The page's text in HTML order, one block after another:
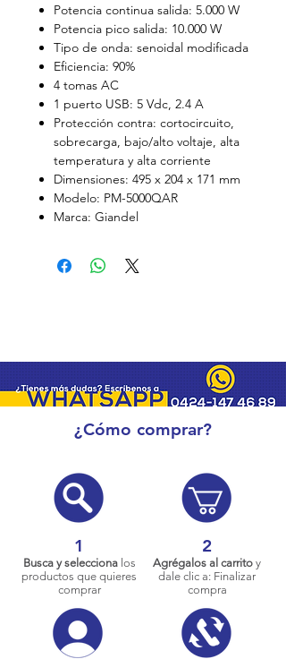
Potencia continua salida: 5.000 W
Potencia pico salida: 10.000 W
Tipo de onda: senoidal modificada
Eficiencia: 90%
4 tomas AC
1 puerto USB: 5 Vdc, 2.4 A
Protección contra: cortocircuito,
sobrecarga, bajo/alto voltaje, alta
temperatura y alta corriente
Dimensiones: 495 x 204 x 171 mm
Modelo: PM-5000QAR
Marca: Giandel
¿Cómo comprar?
1
Busca y seleccionalos
productos que quieres
comprar
2
Agrégalos al carrito y
dale clic a: Finalizar
compra